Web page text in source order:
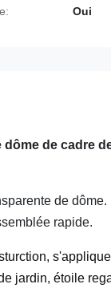
Oui
de cadre
de
rapide.
jardin, étoile